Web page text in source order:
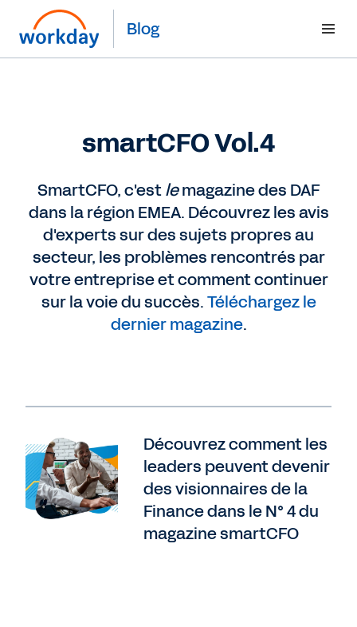
Blog
smartCFO Vol.4
SmartCFO, c'estlemagazine des DAF
dans la région EMEA. Découvrez les avis
d'experts sur des sujets propres au
secteur, les problèmes rencontrés par
votre entreprise et comment continuer
sur la voie du succès.Téléchargez le
dernier magazine.
Découvrez comment les
leaders peuvent devenir
des visionnaires de la
Finance dans le N° 4 du
magazine smartCFO